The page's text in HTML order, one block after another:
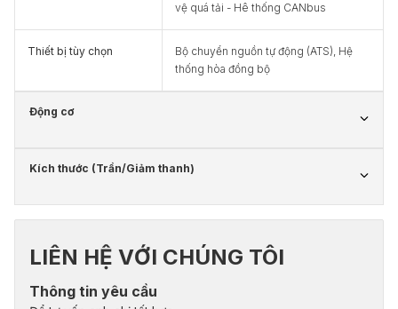
vệ quá tải - Hê thống CANbus
Thiết bị tùy chọn
Bộ chuyển nguồn tự động (ATS), Hệ
thống hòa đồng bộ
Động cơ
Kích thước (Trần/Giảm thanh)
LIÊN HỆ VỚI CHÚNG TÔI
Thông tin yêu cầu